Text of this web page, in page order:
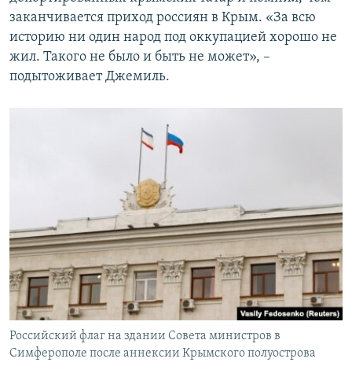
заканчивается приход россиян в Крым. «За всю
историю ни один народ под оккупацией хорошо не
жил. Такого не было и быть не может», –
подытоживает Джемиль.
Российский флаг на здании Совета министров в
Симферополе после аннексии Крымского полуострова